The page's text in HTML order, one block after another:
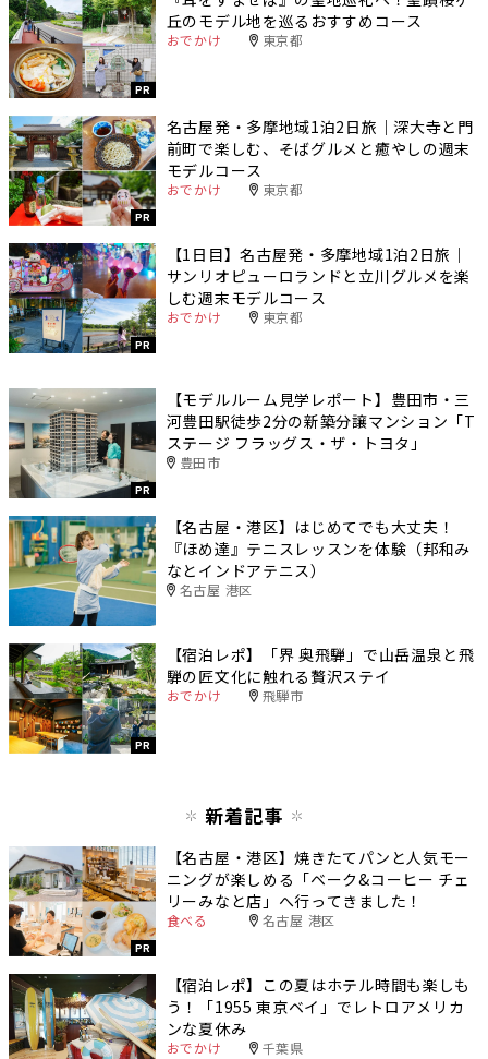
PR
丘のモデル地を巡るおすすめコース
おでかけ 東京都
PR
名古屋発・多摩地域1泊2日旅｜深大寺と門
前町で楽しむ、そばグルメと癒やしの週末
モデルコース
おでかけ 東京都
PR
【1日目】名古屋発・多摩地域1泊2日旅｜
サンリオピューロランドと立川グルメを楽
しむ週末モデルコース
おでかけ 東京都
PR
【モデルルーム見学レポート】豊田市・三
河豊田駅徒歩2分の新築分譲マンション「T
ステージ フラッグス・ザ・トヨタ」
豊田市
【名古屋・港区】はじめてでも大丈夫！
『ほめ達』テニスレッスンを体験（邦和み
なとインドアテニス）
名古屋 港区
PR
【宿泊レポ】「界 奥飛騨」で山岳温泉と飛
騨の匠文化に触れる贅沢ステイ
おでかけ 飛騨市
新着記事
PR
【名古屋・港区】焼きたてパンと人気モー
ニングが楽しめる「ベーク&コーヒー チェ
リーみなと店」へ行ってきました！
食べる 名古屋 港区
【宿泊レポ】この夏はホテル時間も楽しも
う！「1955 東京ベイ」でレトロアメリカ
ンな夏休み
おでかけ 千葉県